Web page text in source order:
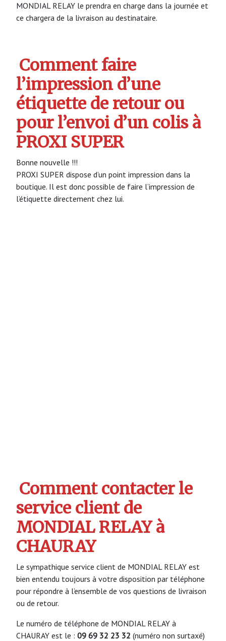
MONDIAL RELAY le prendra en charge dans la journée et
ce chargera de la livraison au destinataire.
Comment faire
l’impression d’une
étiquette de retour ou
pour l’envoi d’un colis à
PROXI SUPER
Bonne nouvelle !!!
PROXI SUPER dispose d’un point impression dans la
boutique. Il est donc possible de faire l’impression de
l’étiquette directement chez lui.
Comment contacter le
service client de
MONDIAL RELAY à
CHAURAY
Le sympathique service client de MONDIAL RELAY est
bien entendu toujours à votre disposition par téléphone
pour répondre à l’ensemble de vos questions de livraison
ou de retour.
Le numéro de téléphone de MONDIAL RELAY à
CHAURAY est le : 09 69 32 23 32 (numéro non surtaxé)